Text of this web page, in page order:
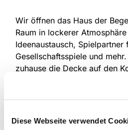
Diese Webseite verwendet
Wir öffnen das Haus der
Raum in lockerer
Ideenaustausch, Spielpartner
Gesellschaftsspiele und
zuhause die Decke auf den
Mitmenschen fehlen. Eine
19:00 - 21:00 Uhr